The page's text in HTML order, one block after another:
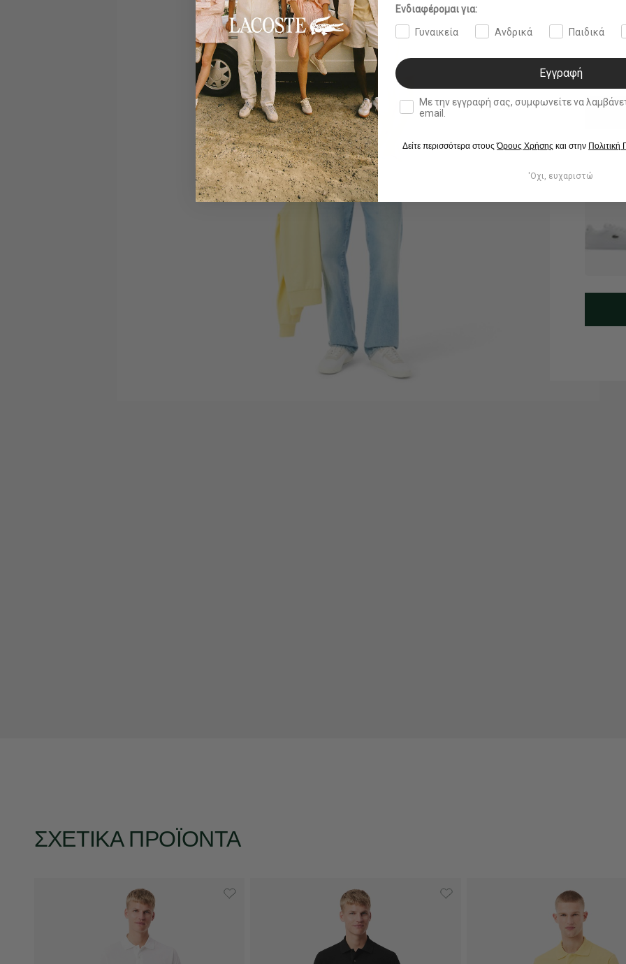
ΣΧΕΤΙΚΆ ΠΡΟΪΌΝΤΑ
Ενδιαφέρομαι για:
Γυναικεία Ανδρικά Παιδικά
Εγγραφή
double opt in
Με την εγγραφή σας, συμφωνείτε να λαμβάνετε
email.
Δείτε περισσότερα στουςΌρους Χρήσης και στην
'Οχι, ευχαριστώ